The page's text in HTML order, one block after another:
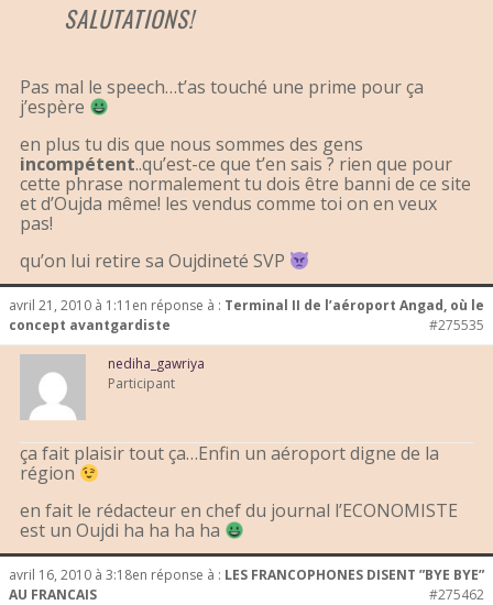
SALUTATIONS!
Pas mal le speech…t’as touché une prime pour ça
j’espère
en plus tu dis que nous sommes des gens
incompétent..qu’est-ce que t’en sais ? rien que pour
cette phrase normalement tu dois être banni de ce site
et d’Oujda même! les vendus comme toi on en veux
pas!
qu’on lui retire sa Oujdineté SVP
avril 21, 2010 à 1:11 en réponse à : Terminal II de l’aéroport Angad, où le
concept avantgardiste
#275535
nediha_gawriya
Participant
ça fait plaisir tout ça…Enfin un aéroport digne de la
région
en fait le rédacteur en chef du journal l’ECONOMISTE
est un Oujdi ha ha ha ha
avril 16, 2010 à 3:18en réponse à : LES FRANCOPHONES DISENT ”BYE BYE”
AU FRANCAIS
#275462